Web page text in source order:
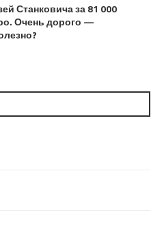
Станковича за 81 000
Очень дорого —